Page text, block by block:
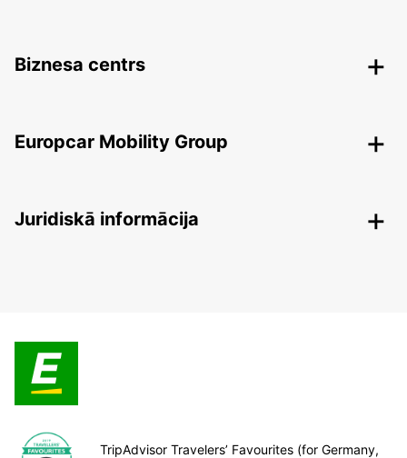
Biznesa centrs
Europcar Mobility Group
Juridiskā informācija
TripAdvisor Travelers’ Favourites (for Germany,